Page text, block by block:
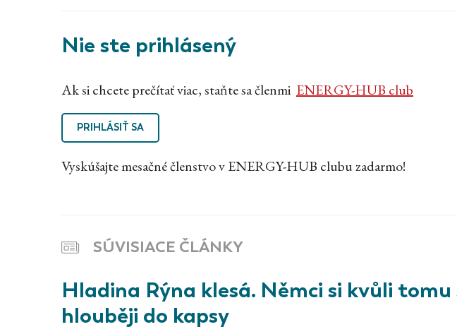
Nie ste prihlásený
Ak si chcete prečítať viac, staňte sa členmi ENERGY-HUB club
PRIHLÁSIŤ SA
Vyskúšajte mesačné členstvo v ENERGY-HUB clubu zadarmo!
SÚVISIACE ČLÁNKY
Hladina Rýna klesá. Němci si kvůli tomu
hlouběji do kapsy